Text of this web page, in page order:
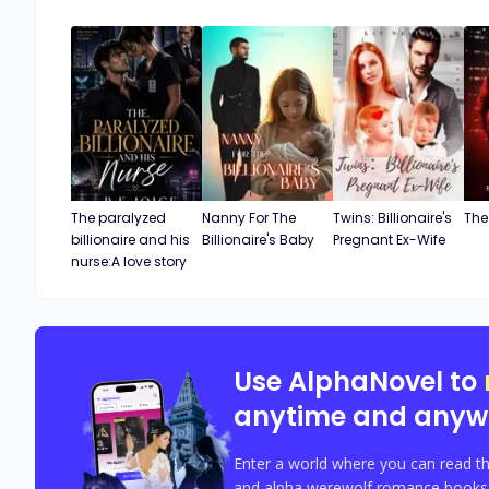
The paralyzed
billionaire and his
nurse:A love story
Nanny For The
Billionaire's Baby
Twins: Billionaire's
Pregnant Ex-Wife
Use AlphaNovel to
anytime and
Enter a world where you can read